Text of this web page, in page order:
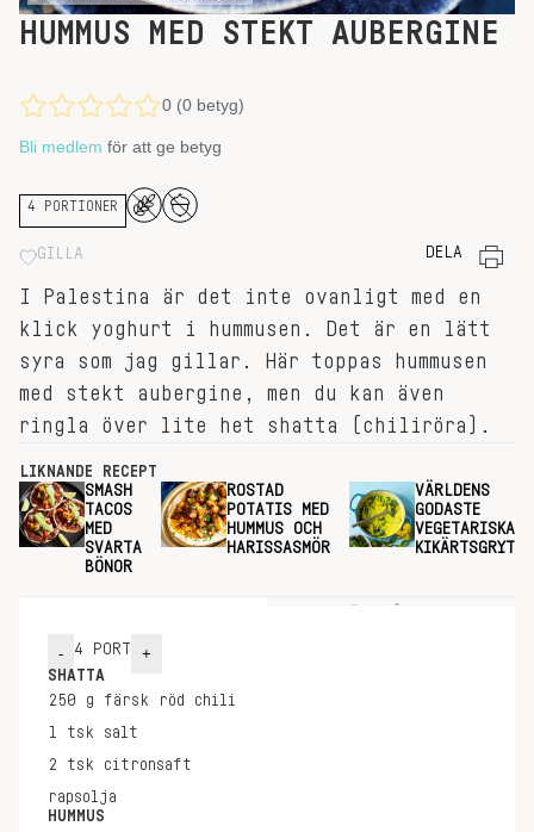
HUMMUS MED STEKT AUBERGINE
0 (0 betyg)
Bli medlem för att ge betyg
4 PORTIONER
GILLA DELA
I Palestina är det inte ovanligt med en
klick yoghurt i hummusen. Det är en lätt
syra som jag gillar. Här toppas hummusen
med stekt aubergine, men du kan även
ringla över lite het shatta (chiliröra).
LIKNANDE RECEPT
SMASH
TACOS
MED
SVARTA
BÖNOR
ROSTAD
POTATIS MED
HUMMUS OCH
HARISSASMÖR
VÄRLDENS
GODASTE
VEGETARISKA
KIKÄRTSGRYTA
- 4 PORT +
SHATTA
250 g
färsk röd chili
1 tsk
salt
2 tsk
citronsaft
rapsolja
HUMMUS